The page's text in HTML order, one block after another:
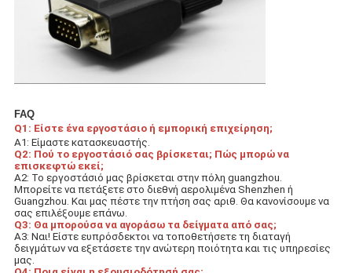
FAQ
Q1: Είστε ένα εργοστάσιο ή εμπορική επιχείρηση;
Α1: Είμαστε κατασκευαστής.
Q2: Πού το εργοστάσιό σας βρίσκεται; Πώς μπορώ να
επισκεφτώ εκεί;
A2: Το εργοστάσιό μας βρίσκεται στην πόλη guangzhou.
Μπορείτε να πετάξετε στο διεθνή αερολιμένα Shenzhen ή
Guangzhou. Και μας πέστε την πτήση σας αριθ. Θα κανονίσουμε να
σας επιλέξουμε επάνω.
Q3: Θα μπορούσα να αγοράσω τα δείγματα από σας;
A3: Ναι! Είστε ευπρόσδεκτοι να τοποθετήσετε τη διαταγή
δειγμάτων να εξετάσετε την ανώτερη ποιότητα και τις υπηρεσίες
μας.